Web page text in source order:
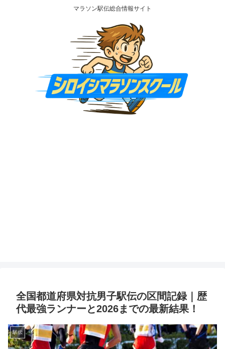
マラソン駅伝総合情報サイト
全国都道府県対抗男子駅伝の区間記録｜歴
代最強ランナーと2026までの最新結果！
駅伝